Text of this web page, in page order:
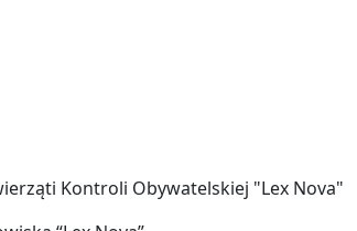
Kontroli Obywatelskiej "Lex Nova"